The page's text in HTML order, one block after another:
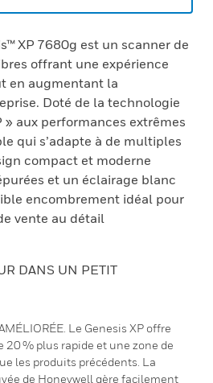
XP 7680g est un scanner de
offrant une expérience
en augmentant la
Doté de la technologie
» aux performances extrêmes
qui s’adapte à de multiples
compact et moderne
et un éclairage blanc
encombrement idéal pour
vente au détail
DANS UN PETIT
Le Genesis XP offre
20 % plus rapide et une zone de
les produits précédents. La
de Honeywell gère facilement